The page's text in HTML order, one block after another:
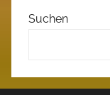
Suchen